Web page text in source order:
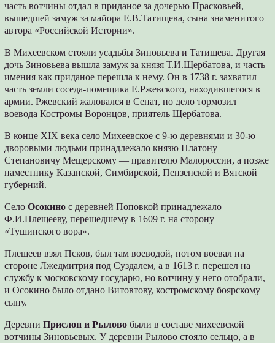
часть вотчины отдал в приданое за дочерью Прасковьей,
вышедшей замуж за майора Е.В.Татищева, сына знаменитого
автора «Российской Истории».
В Михеевском стояли усадьбы Зиновьева и Татищева. Другая
дочь Зиновьева вышла замуж за князя Т.И.Щербатова, и часть
имения как приданое перешла к нему. Он в 1738 г. захватил
часть земли соседа-помещика Е.Ржевского, находившегося в
армии. Ржевский жаловался в Сенат, но дело тормозил
воевода Костромы Воронцов, приятель Щербатова.
В конце XIX века село Михеевское с 9-ю деревнями и 30-ю
дворовыми людьми принадлежало князю Платону
Степановичу Мещерскому — правителю Малороссии, а позже
наместнику Казанской, Симбирской, Пензенской и Вятской
губерний.
СелоОсокино с деревней Поповкой принадлежало
Ф.И.Плещееву, перешедшему в 1609 г. на сторону
«Тушинского вора».
Плещеев взял Псков, был там воеводой, потом воевал на
стороне Лжедмитрия под Суздалем, а в 1613 г. перешел на
службу к московскому государю, но вотчину у него отобрали,
и Осокино было отдано Витовтову, костромскому боярскому
сыну.
ДеревниПрислон и Рылово были в составе михеевской
вотчины Зиновьевых. У деревни Рылово стояло сельцо, а в